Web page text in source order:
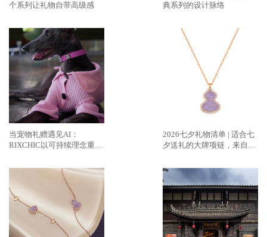
个系列让礼物自带高级感
典系列的设计脉络
当宠物礼赠遇见AI：
RIXCHIC以可持续理念重塑
2026七夕礼物清单 | 适合七
夕送礼的大牌项链，来自